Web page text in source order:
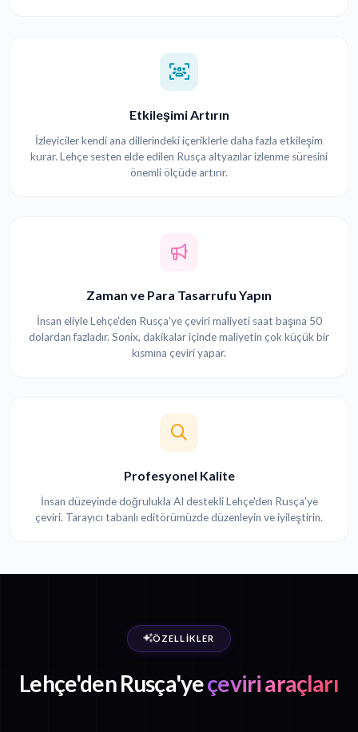
Etkileşimi Artırın
İzleyiciler kendi ana dillerindeki içeriklerle daha fazla etkileşim
kurar. Lehçe sesten elde edilen Rusça altyazılar izlenme süresini
önemli ölçüde artırır.
Zaman ve Para Tasarrufu Yapın
İnsan eliyle Lehçe'den Rusça'ye çeviri maliyeti saat başına 50
dolardan fazladır. Sonix, dakikalar içinde maliyetin çok küçük bir
kısmına çeviri yapar.
Profesyonel Kalite
İnsan düzeyinde doğrulukla AI destekli Lehçe'den Rusça'ye
çeviri. Tarayıcı tabanlı editörümüzde düzenleyin ve iyileştirin.
ÖZELLIKLER
Lehçe'den Rusça'yeçeviri araçları